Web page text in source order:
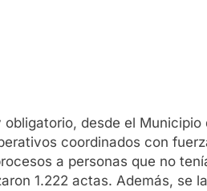
desde el
coordinados con
a personas que no
1.222 actas. Además, se